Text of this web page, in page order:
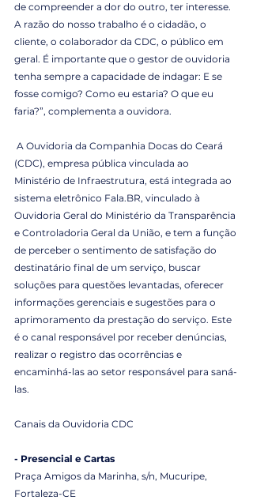
de compreender a dor do outro, ter interesse.
A razão do nosso trabalho é o cidadão, o
cliente, o colaborador da CDC, o público em
geral. É importante que o gestor de ouvidoria
tenha sempre a capacidade de indagar: E se
fosse comigo? Como eu estaria? O que eu
faria?”, complementa a ouvidora.
(CDC), empresa pública vinculada ao
Ministério de Infraestrutura, está integrada ao
sistema eletrônico Fala.BR, vinculado à
Ouvidoria Geral do Ministério da Transparência
e Controladoria Geral da União, e tem a função
de perceber o sentimento de satisfação do
destinatário final de um serviço, buscar
soluções para questões levantadas, oferecer
informações gerenciais e sugestões para o
aprimoramento da prestação do serviço. Este
é o canal responsável por receber denúncias,
realizar o registro das ocorrências e
encaminhá-las ao setor responsável para saná-
las.
Canais da Ouvidoria CDC
- Presencial e Cartas
Praça Amigos da Marinha, s/n, Mucuripe,
Fortaleza-CE